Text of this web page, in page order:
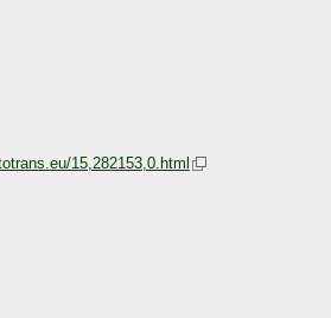
15,282153,0.html